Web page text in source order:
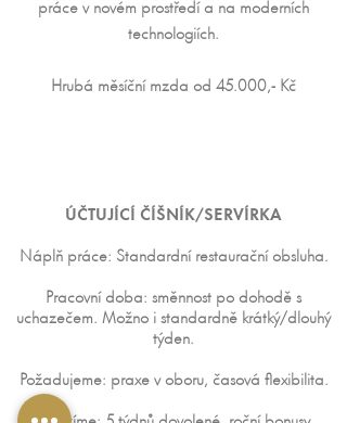
práce v novém prostředí a na moderních
technologiích.
Hrubá měsíční mzda od 45.000,- Kč
ÚČTUJÍCÍ ČÍŠNÍK/SERVÍRKA
Náplň práce: Standardní restaurační obsluha.
Pracovní doba: směnnost po dohodě s
uchazečem. Možno i standardně krátký/dlouhý
týden.
Požadujeme: praxe v oboru, časová flexibilita.